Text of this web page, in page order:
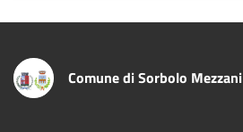
Comune di Sorbolo Mezzani